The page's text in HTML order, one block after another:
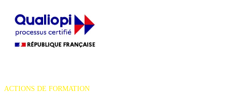
ACTIONS DE FORMATION